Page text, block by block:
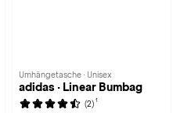
Umhängetasche · Unisex
adidas · Linear Bumbag
(2) 1